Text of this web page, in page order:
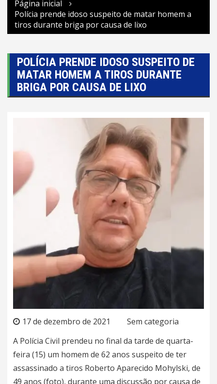
Página inicial
Polícia prende idoso suspeito de matar homem a
tiros durante briga por causa de lixo
POLÍCIA PRENDE IDOSO SUSPEITO DE
MATAR HOMEM A TIROS DURANTE
BRIGA POR CAUSA DE LIXO
17 de dezembro de 2021
Sem categoria
A Polícia Civil prendeu no final da tarde de quarta-
feira (15) um homem de 62 anos suspeito de ter
assassinado a tiros Roberto Aparecido Mohylski, de
49 anos (foto), durante uma discussão por causa de